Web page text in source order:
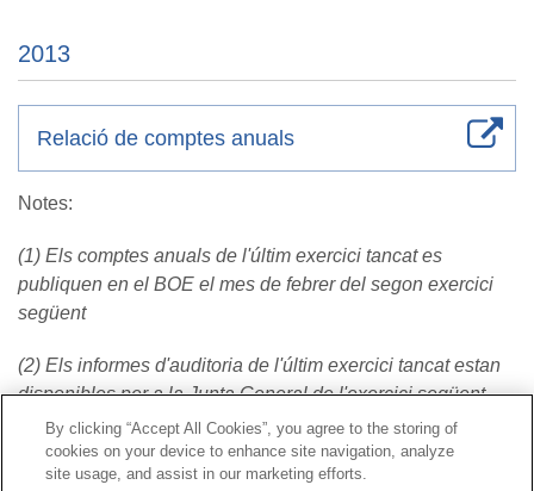
2013
Relació de comptes anuals
Notes:
(1) Els comptes anuals de l'últim exercici tancat es
publiquen en el BOE el mes de febrer del segon exercici
següent
(2) Els informes d'auditoria de l'últim exercici tancat estan
disponibles per a la Junta General de l'exercici següent
Contacte |Perfil del contractant|Reclamacions
By clicking “Accept All Cookies”, you agree to the storing of
cookies on your device to enhance site navigation, analyze
site usage, and assist in our marketing efforts.